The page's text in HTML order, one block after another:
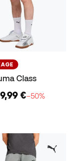
Class
€−50%